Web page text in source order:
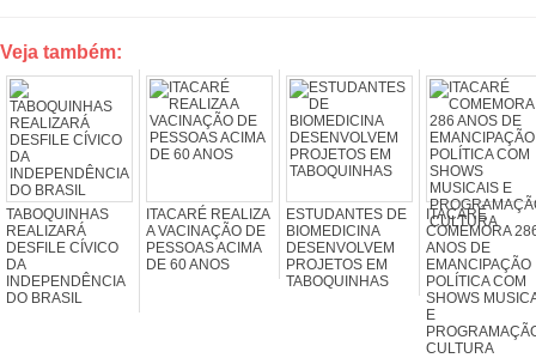
Veja também:
TABOQUINHAS
REALIZARÁ
DESFILE CÍVICO
DA
INDEPENDÊNCIA
DO BRASIL
ITACARÉ REALIZA
A VACINAÇÃO DE
PESSOAS ACIMA
DE 60 ANOS
ESTUDANTES DE
BIOMEDICINA
DESENVOLVEM
PROJETOS EM
TABOQUINHAS
ITACARÉ
COMEMORA
ANOS DE
EMANCIPAÇÃO
POLÍTICA COM
SHOWS
E
CULTURA